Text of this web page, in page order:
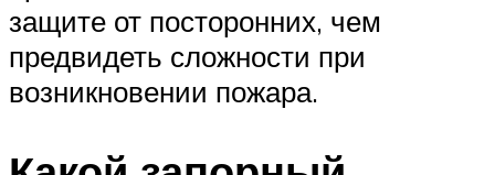
защите от посторонних, чем
предвидеть сложности при
возникновении пожара.